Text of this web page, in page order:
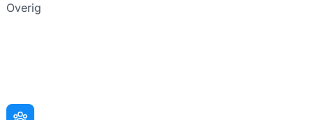
Overig